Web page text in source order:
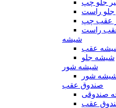
جلو چپ
جلو راست
عقب چپ
راست
شیشه
عقب
شیشه جلو
شیشه شور
شور
صندوق عقب
صندوقی
عقب